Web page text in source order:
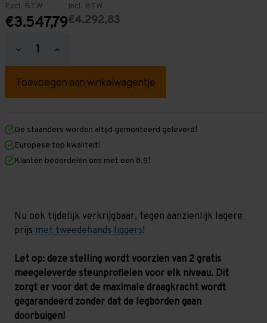
Excl. BTW
€3.547,79
Incl. BTW
€4.292,83
Hoeveelheid
verlagen
Grootvakstelling
mm
mm
x
800
mm
Hoeveelheid
verhogen
Grootvakstelling
mm
mm
800
mm
De staanders worden altijd gemonteerd geleverd!
Europese top kwaliteit!
Klanten beoordelen ons met een 8,9!
Nu ook tijdelijk verkrijgbaar, tegen aanzienlijk lagere
prijs met tweedehands liggers!
Let op: deze stelling wordt voorzien van 2 gratis
meegeleverde steunprofielen voor elk niveau. Dit
zorgt er voor dat de maximale draagkracht wordt
gegarandeerd zonder dat de legborden gaan
doorbuigen!